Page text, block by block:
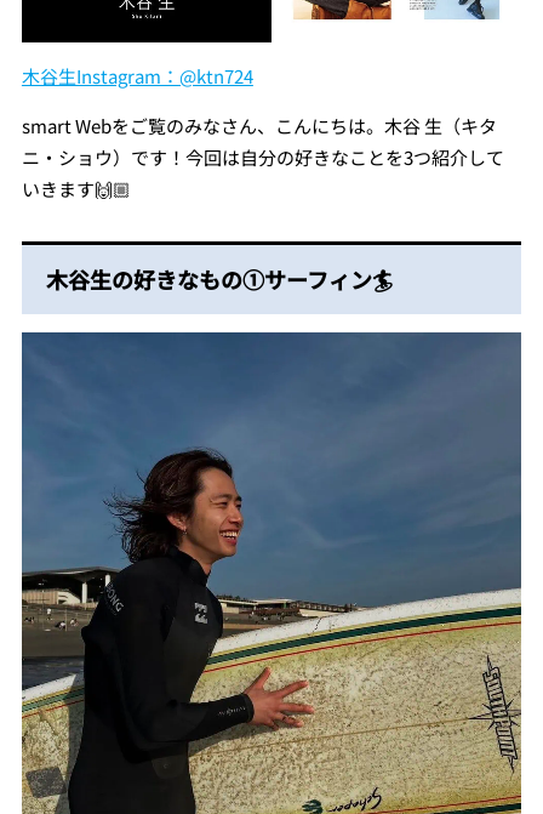
木谷生Instagram：@ktn724
smart Webをご覧のみなさん、こんにちは。木谷 生（キタ
ニ・ショウ）です！今回は自分の好きなことを3つ紹介して
いきます🙌🏼
木谷生の好きなもの①サーフィン🏄